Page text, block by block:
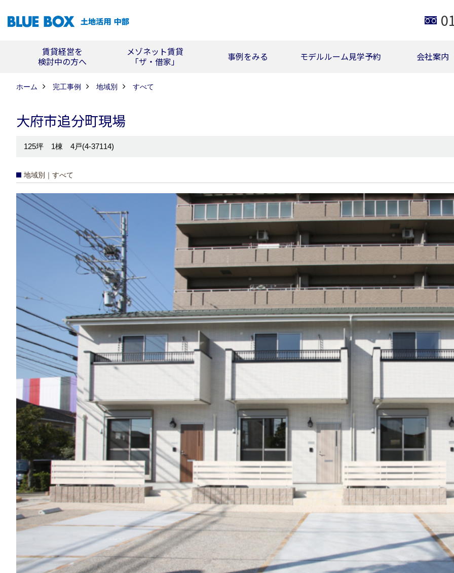
賃貸経営を
検討中の方へ
メゾネット賃貸
「ザ・借家」
事例をみる モデルルーム見学予約 会社案内
ホーム 完工事例 地域別 すべて
大府市追分町現場
125坪 1棟 4戸(4-37114)
地域別｜すべて